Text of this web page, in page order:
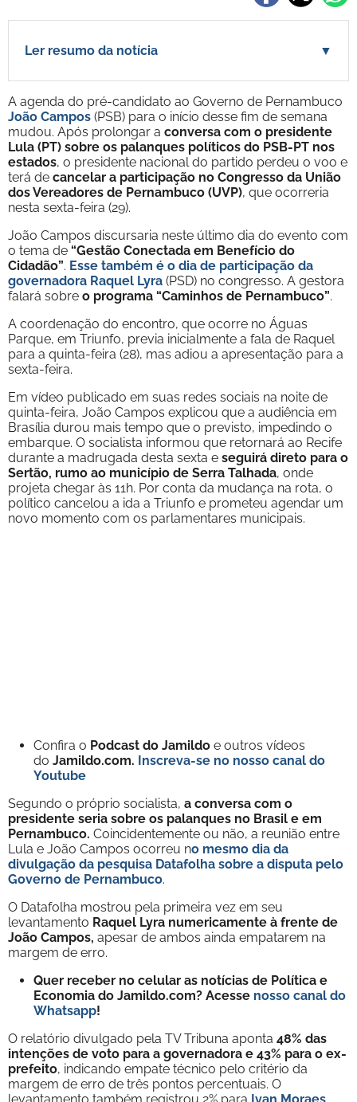
Ler resumo da notícia ▼
A agenda do pré-candidato ao Governo de Pernambuco
João Campos (PSB) para o início desse fim de semana
mudou. Após prolongar a conversa com o presidente
Lula (PT) sobre os palanques políticos do PSB-PT nos
estados, o presidente nacional do partido perdeu o voo e
terá de cancelar a participação no Congresso da União
dos Vereadores de Pernambuco (UVP), que ocorreria
nesta sexta-feira (29).
João Campos discursaria neste último dia do evento com
o tema de “Gestão Conectada em Benefício do
Cidadão”. Esse também é o dia de participação da
governadora Raquel Lyra (PSD) no congresso. A gestora
falará sobre o programa “Caminhos de Pernambuco”.
A coordenação do encontro, que ocorre no Águas
Parque, em Triunfo, previa inicialmente a fala de Raquel
para a quinta-feira (28), mas adiou a apresentação para a
sexta-feira.
Em vídeo publicado em suas redes sociais na noite de
quinta-feira, João Campos explicou que a audiência em
Brasília durou mais tempo que o previsto, impedindo o
embarque. O socialista informou que retornará ao Recife
durante a madrugada desta sexta e seguirá direto para o
Sertão, rumo ao município de Serra Talhada, onde
projeta chegar às 11h. Por conta da mudança na rota, o
político cancelou a ida a Triunfo e prometeu agendar um
novo momento com os parlamentares municipais.
Confira o Podcast do Jamildo e outros vídeos
do Jamildo.com. Inscreva-se no nosso canal do
Youtube
Segundo o próprio socialista, a conversa com o
presidente seria sobre os palanques no Brasil e em
Pernambuco. Coincidentemente ou não, a reunião entre
Lula e João Campos ocorreu no mesmo dia da
divulgação da pesquisa Datafolha sobre a disputa pelo
Governo de Pernambuco.
O Datafolha mostrou pela primeira vez em seu
levantamento Raquel Lyra numericamente à frente de
João Campos, apesar de ambos ainda empatarem na
margem de erro.
Quer receber no celular as notícias de Política e
Economia do Jamildo.com? Acesse nosso canal do
Whatsapp!
O relatório divulgado pela TV Tribuna aponta 48% das
intenções de voto para a governadora e 43% para o ex-
prefeito, indicando empate técnico pelo critério da
margem de erro de três pontos percentuais. O